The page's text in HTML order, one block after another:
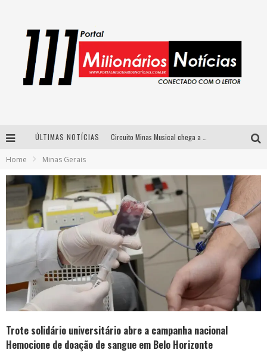
ÚLTIMAS NOTÍCIAS
Yan traz a turnê nacional do PagodYANdo para Belo Horizonte
Home Minas Gerais
Trote solidário universitário abre a campanha nacional
Hemocione de doação de sangue em Belo Horizonte